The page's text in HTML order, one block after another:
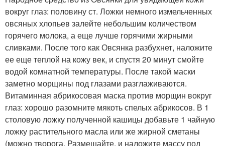
вокруг глаз: половину ст. Ложки немного измельченных
овсяных хлопьев залейте небольшим количеством
горячего молока, а еще лучше горячими жирными
сливками. После того как Овсянка разбухнет, наложите
ее еще теплой на кожу век, и спустя 20 минут смойте
водой комнатной температуры. После такой маски
заметно морщины под глазами разглаживаются.
Витаминная абрикосовая маска против морщин вокруг
глаз: хорошо разомните мякоть спелых абрикосов. В 1
столовую ложку полученной кашицы добавьте 1 чайную
ложку растительного масла или же жирной сметаны
(можно творога. Размешайте, и наложите массу под